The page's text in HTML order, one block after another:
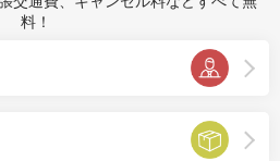
料！